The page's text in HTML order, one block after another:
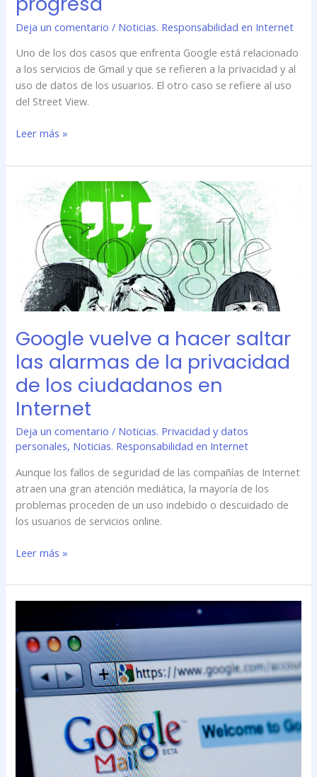
Deja un comentario / Noticias. Responsabilidad en Internet
Uno de los dos casos que enfrenta Google está relacionado
a los servicios de Gmail y que se refieren a la privacidad y al
uso de datos de los usuarios. El otro caso se refiere al uso
del Street View.
Leer más »
Google vuelve a hacer saltar
las alarmas de la privacidad
de los ciudadanos en
Internet
Deja un comentario / Noticias. Privacidad y datos
personales, Noticias. Responsabilidad en Internet
Aunque los fallos de seguridad de las compañías de Internet
atraen una gran atención mediática, la mayoría de los
problemas proceden de un uso indebido o descuidado de
los usuarios de servicios online.
Google
vuelve
hacer
saltar
alarmas
de
privacidad
de
los
ciudadanos
en
Internet
Leer más »
a
usuarios
no
exigir
privacidad
sobre
sus
correos